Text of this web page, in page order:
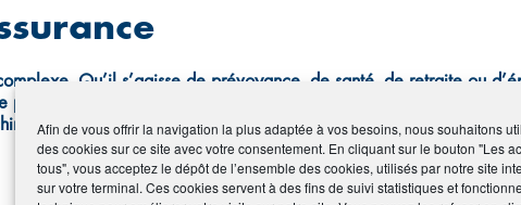
Afin de vous offrir la navigation la plus adaptée à vos besoins, nous souhaitons
des cookies sur ce site avec votre consentement. En cliquant sur le bouton "Les
tous", vous acceptez le dépôt de l’ensemble des cookies, utilisés par notre site
sur votre terminal. Ces cookies servent à des fins de suivi statistiques et
Qu’il s’agisse de prévoyance, de santé, de retraite ou
préalable indispensable à tout bon choix, AMPHITÉA met ce
au fil du temps. N’hésitez pas à nous faire part de vos